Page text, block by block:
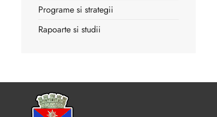
Programe si strategii
Rapoarte si studii